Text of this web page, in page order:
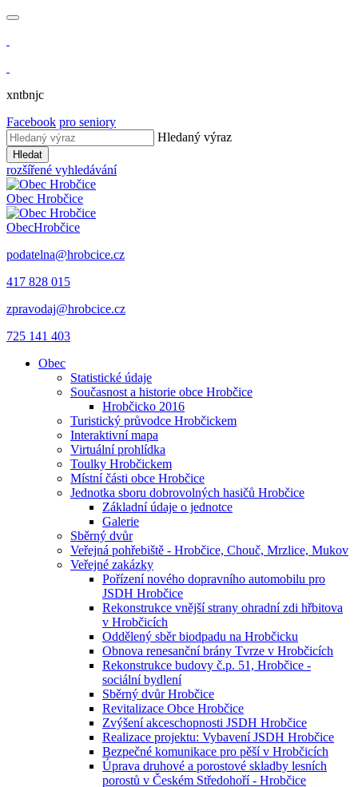
xntbnjc
Facebook pro seniory
Hledaný výraz
Hledat
rozšířené vyhledávání
Obec Hrobčice
ObecHrobčice
podatelna@hrobcice.cz
417 828 015
zpravodaj@hrobcice.cz
725 141 403
Obec
Statistické údaje
Současnost a historie obce Hrobčice
Hrobčicko 2016
Turistický průvodce Hrobčickem
Interaktivní mapa
Virtuální prohlídka
Toulky Hrobčickem
Místní části obce Hrobčice
Jednotka sboru dobrovolných hasičů Hrobčice
Základní údaje o jednotce
Galerie
Sběrný dvůr
Veřejná pohřebiště - Hrobčice, Chouč, Mrzlice, Mukov
Veřejné zakázky
Pořízení nového dopravního automobilu pro
JSDH Hrobčice
Rekonstrukce vnější strany ohradní zdi hřbitova
v Hrobčicích
Oddělený sběr biodpadu na Hrobčicku
Obnova renesanční brány Tvrze v Hrobčicích
Rekonstrukce budovy č.p. 51, Hrobčice -
sociální bydlení
Sběrný dvůr Hrobčice
Revitalizace Obce Hrobčice
Zvýšení akceschopnosti JSDH Hrobčice
Realizace projektu: Vybavení JSDH Hrobčice
Bezpečné komunikace pro pěší v Hrobčicích
Úprava druhové a porostové skladby lesních
porostů v Českém Středohoří - Hrobčice